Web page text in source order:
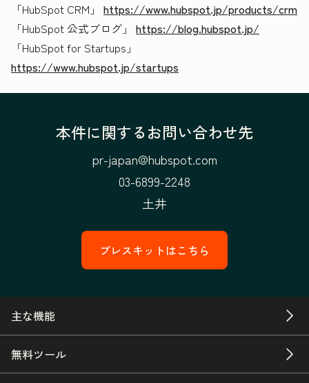
「HubSpot CRM」 https://www.hubspot.jp/products/crm
「HubSpot 公式ブログ」 https://blog.hubspot.jp/
「HubSpot for Startups」
https://www.hubspot.jp/startups
本件に関するお問い合わせ先
pr-japan@hubspot.com
03-6899-2248
土井
プレスキットはこちら
主な機能
無料ツール